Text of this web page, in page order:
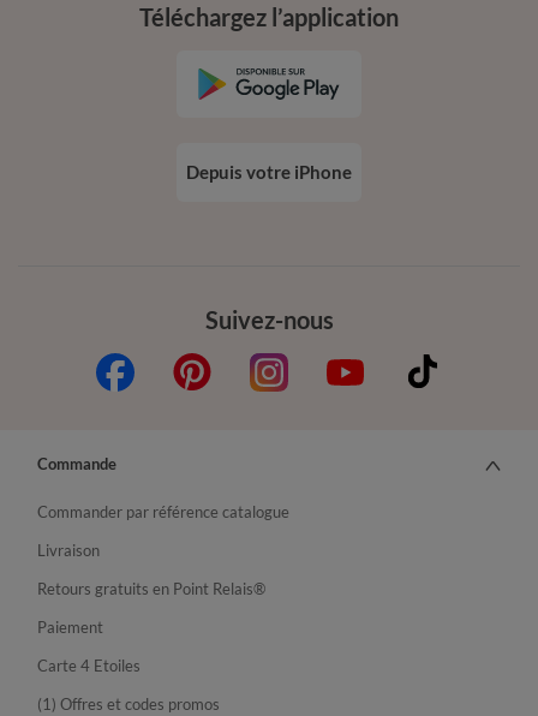
Suivez-nous
Téléchargez l’application
Depuis votre iPhone
Commande
Commander par référence catalogue
Livraison
Retours gratuits en Point Relais®
Paiement
Carte 4 Etoiles
(1) Offres et codes promos